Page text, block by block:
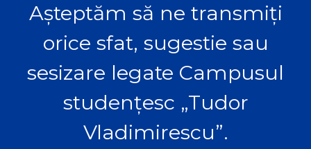
Așteptăm să ne transmiți
orice sfat, sugestie sau
sesizare legate Campusul
studențesc „Tudor
Vladimirescu”.